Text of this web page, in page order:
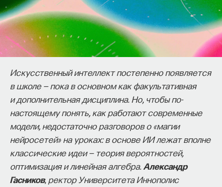
Искусственный интеллект постепенно появляется
в школе — пока в основном как факультативная
и дополнительная дисциплина. Но, чтобы по-
настоящему понять, как работают современные
модели, недостаточно разговоров о «магии
нейросетей» на уроках: в основе ИИ лежат вполне
классические идеи — теория вероятностей,
оптимизация и линейная алгебра. Александр
Гасников, ректор Университета Иннополис